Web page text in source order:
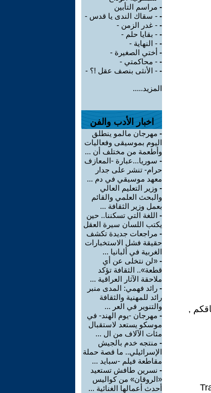
,
- مراسم التأبين
- - سقاك الندى يا قدس -
- - غدر الزمن -
- - بقايا حلم -
- - النهاية -
- أختي الصغيرة -
- - محاكمتي -
- - الأنثى بنصف عقل !؟ -
المزيد.....
اخبار الأدب والفن
- مهرجان مالمو ينطلق
اليوم بموسيقى وفعاليات
وأطعمة من مختلف أن ...
- سوريا...عبارة -المعازف
حرام- تنشر على جدار
معهد موسيقي في دم ...
- وزير التعليم العالي
والبحث العلمي والقائم
بعمل وزير الثقافة ...
- اللغة التي تسكننا.. حين
يكتب اللسان سيرة العقل
- مراجعات جديدة تكشف
حقيقة فشل الاستخبارات
الغربية في ألبانيا ...
- «لن نتخلى عن أي
قطعة».. الثقافة تؤكد
ملاحقة الآثار العراقية ...
- رائد فهمي: المدى منبر
رائد للمهنية والثقافة
والتنوير في العر ...
- مهرجان -يوم الهند- في
موسكو يستعد لاستقبال
مئات الآلاف من ال ...
- منتجه خدم بالجيش
الإسرائيلي.. ما قصة حملة
مقاطعة فيلم -سبايد ...
- نسرين طافش تستعيد
«الروقان» من كواليس
أحدث أعمالها الغنائية ...